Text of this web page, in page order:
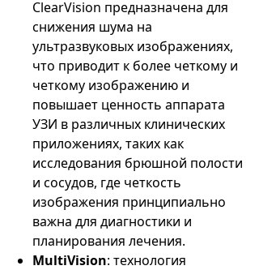
ClearVision предназначена для
снижения шума на
ультразвуковых изображениях,
что приводит к более четкому и
четкому изображению и
повышает ценность аппарата
УЗИ в различных клинических
приложениях, таких как
исследования брюшной полости
и сосудов, где четкость
изображения принципиально
важна для диагностики и
планирования лечения.
MultiVision: технология